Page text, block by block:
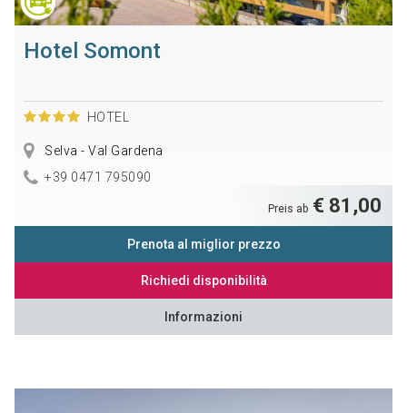
Hotel Somont
HOTEL
Selva - Val Gardena
+39 0471 795090
Preis ab € 81,00
Prenota al miglior prezzo
Richiedi disponibilità
Informazioni